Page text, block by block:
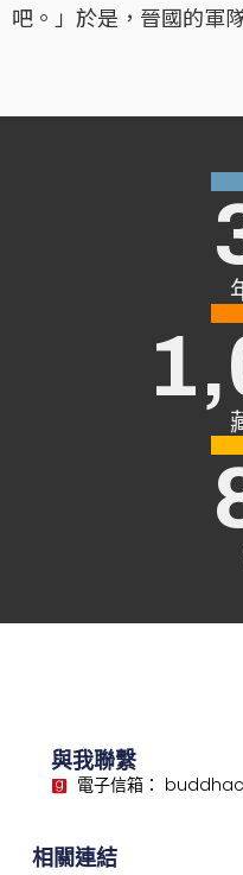
吧。」於是，晉國的軍
與我聯繫
電子信箱：
相關連結